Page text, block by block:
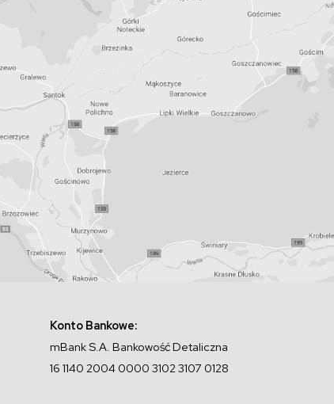
Konto Bankowe:
mBank S.A. Bankowość Detaliczna
16 1140 2004 0000 3102 3107 0128